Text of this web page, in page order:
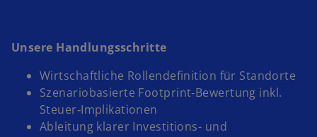
Unsere Handlungsschritte
Wirtschaftliche Rollendefinition für Standorte
Szenariobasierte Footprint‑Bewertung inkl.
Steuer‑Implikationen
Ableitung klarer Investitions- und